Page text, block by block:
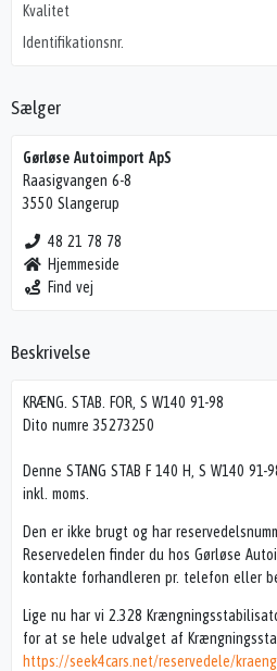
Kvalitet
Identifikationsnr.
Sælger
Gørløse Autoimport ApS
Raasigvangen 6-8
3550 Slangerup
48 21 78 78
Hjemmeside
Find vej
Beskrivelse
KRÆNG. STAB. FOR, S W140 91-98
Dito numre 35273250
Denne STANG STAB F 140 H, S W140
inkl. moms.
Den er ikke brugt og har
Reservedelen finder du hos Gørløse
kontakte forhandleren pr. telefon eller
Lige nu har vi 2.328
for at se hele udvalget af
https://seek4cars.net/reservedele/